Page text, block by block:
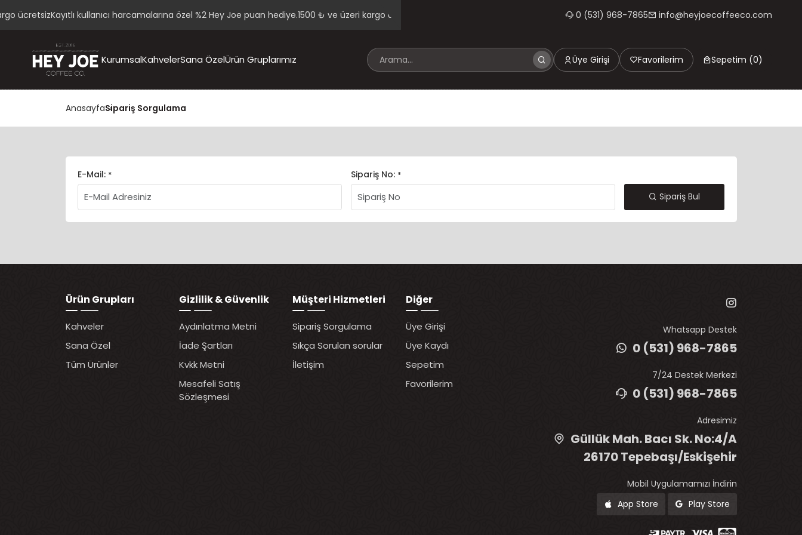
ücretsizKayıtlı kullanıcı harcamalarına özel %2 Hey Joe puan hediye.1500 ₺ ve üzeri kargo ücretsiz Kayıtlı kullanıcı harcamalarına özel %2 Hey Joe puan hediye.
0 (531) 968-7865 info@heyjoecoffeeco.com
KurumsalKahvelerSana ÖzelÜrün Gruplarımız Üye Girişi Favorilerim Sepetim (0)
AnasayfaSipariş Sorgulama
E-Mail: * Sipariş No: *
Sipariş Bul
Ürün Grupları
Kahveler
Sana Özel
Tüm Ürünler
Gizlilik & Güvenlik
Aydınlatma Metni
İade Şartları
Kvkk Metni
Mesafeli Satış
Sözleşmesi
Müşteri Hizmetleri
Sipariş Sorgulama
Sıkça Sorulan sorular
İletişim
Diğer
Üye Girişi
Üye Kaydı
Sepetim
Favorilerim
Whatsapp Destek
0 (531) 968-7865
7/24 Destek Merkezi
0 (531) 968-7865
Adresimiz
Güllük Mah. Bacı Sk. No:4/A
26170 Tepebaşı/Eskişehir
Mobil Uygulamamızı İndirin
App Store
Play Store